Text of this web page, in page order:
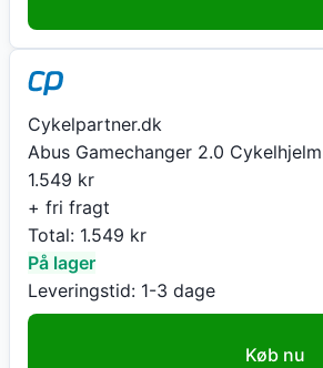
Cykelpartner.dk
Abus Gamechanger 2.0
1.549 kr
+ fri fragt
Total: 1.549 kr
På lager
Leveringstid: 1-3 dage
Køb nu